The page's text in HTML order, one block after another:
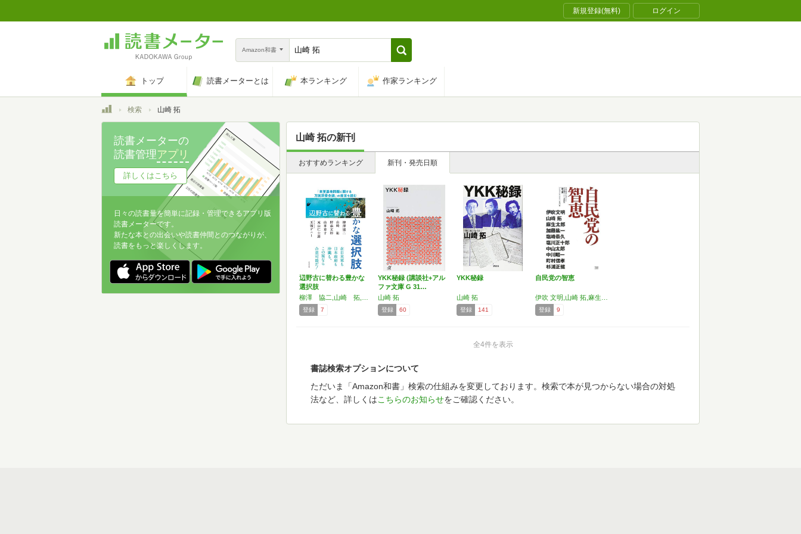
新規登録(無料) ログイン
Amazon和書
トップ 読書メーターとは 本ランキング 作家ランキング
トップ検索 山崎 拓
山崎 拓の新刊
おすすめランキング 新刊・発売日順
辺野古に替わる豊かな
選択肢
登録 7
YKK秘録 (講談社+アル
ファ文庫 G 31…
山崎 拓
登録 60
YKK秘録
山崎 拓
登録 141
自民党の智恵
登録 9
全4件を表示
書誌検索オプションについて
ただいま「Amazon和書」検索の仕組みを変更しております。検索で本が見つからない場合の対処
法など、詳しくはこちらのお知らせをご確認ください。
読書メーターの
読書管理アプリ
詳しくはこちら
日々の読書量を簡単に記録・管理できるアプリ版
読書メーターです。
新たな本との出会いや読書仲間とのつながりが、
読書をもっと楽しくします。